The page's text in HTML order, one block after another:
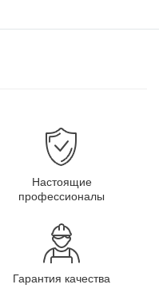
Настоящие
профессионалы
Гарантия качества